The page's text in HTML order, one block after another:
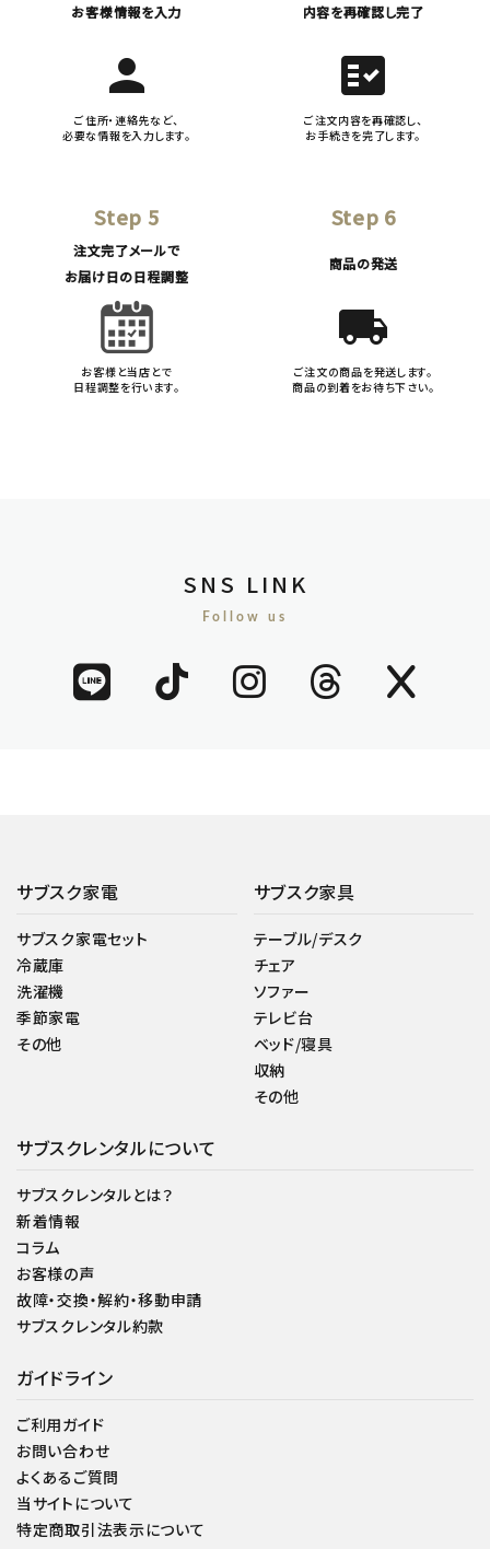
お客様情報を入力
person
ご住所・連絡先など、
必要な情報を入力します。
内容を再確認し完了
fact_check
ご注文内容を再確認し、
お手続きを完了します。
Step 5
注文完了メールで
お届け日の日程調整
お客様と当店とで
日程調整を行います。
Step 6
商品の発送
local_shipping
ご注文の商品を発送します。
商品の到着をお待ち下さい。
SNS LINK
Follow us
サブスク家電
サブスク家電セット
冷蔵庫
洗濯機
季節家電
その他
サブスク家具
テーブル/デスク
チェア
ソファー
テレビ台
ベッド/寝具
収納
その他
サブスクレンタルについて
サブスクレンタルとは？
新着情報
コラム
お客様の声
故障・交換・解約・移動申請
サブスクレンタル約款
ガイドライン
ご利用ガイド
お問い合わせ
よくあるご質問
当サイトについて
特定商取引法表示について